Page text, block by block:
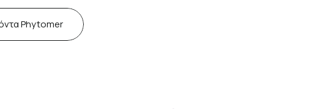
Phytomer